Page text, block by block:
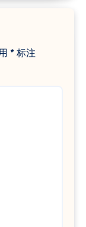
*标注